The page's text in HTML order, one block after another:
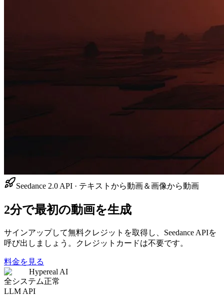
Seedance 2.0 API · テキストから動画＆画像から動画
2分で最初の動画を生成
サインアップして無料クレジットを取得し、Seedance APIを
呼び出しましょう。クレジットカードは不要です。
料金を見る
Hypereal AI
全システム正常
LLM API